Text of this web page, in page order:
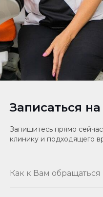
Записаться
Запишитесь прямо
клинику и подходящего